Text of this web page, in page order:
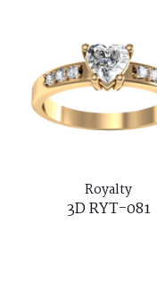
Royalty
3D RYT-081